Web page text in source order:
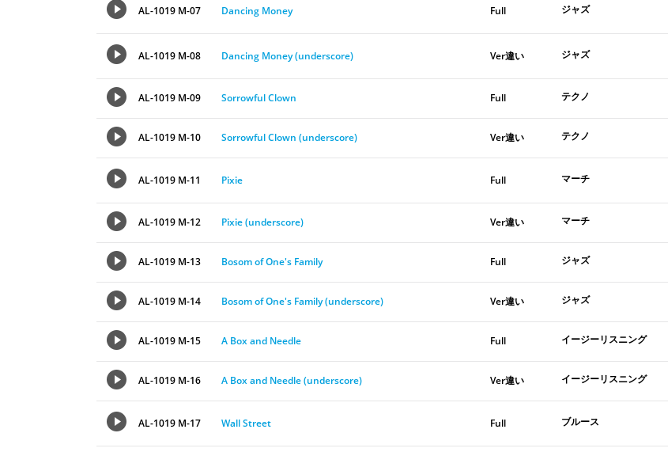
AL-1019 M-07 Dancing Money Full ジャズ
AL-1019 M-08 Dancing Money (underscore) Ver違い ジャズ
AL-1019 M-09 Sorrowful Clown Full テクノ
AL-1019 M-10 Sorrowful Clown (underscore) Ver違い テクノ
AL-1019 M-11 Pixie Full マーチ
AL-1019 M-12 Pixie (underscore) Ver違い マーチ
AL-1019 M-13 Bosom of One's Family Full ジャズ
AL-1019 M-14 Bosom of One's Family (underscore) Ver違い ジャズ
AL-1019 M-15 A Box and Needle Full イージーリスニング
AL-1019 M-16 A Box and Needle (underscore) Ver違い イージーリスニング
AL-1019 M-17 Wall Street Full ブルース